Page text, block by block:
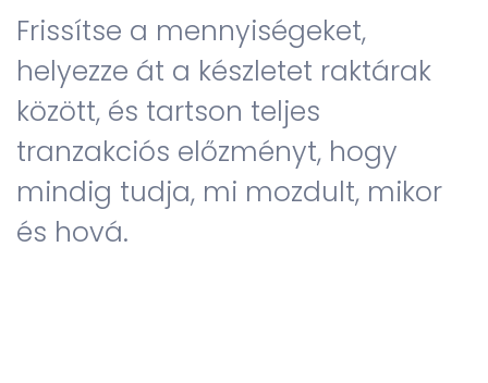
Frissítse a mennyiségeket,
helyezze át a készletet raktárak
között, és tartson teljes
tranzakciós előzményt, hogy
mindig tudja, mi mozdult, mikor
és hová.